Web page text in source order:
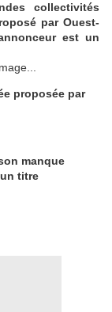
collectivités
par Ouest-
est un
proposée par
manque
titre